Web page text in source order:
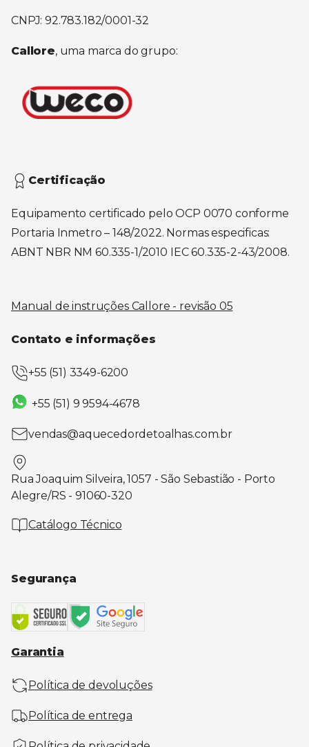
CNPJ: 92.783.182/0001-32
Callore, uma marca do grupo:
Certificação
Equipamento certificado pelo OCP 0070 conforme
Portaria Inmetro – 148/2022. Normas especificas:
ABNT NBR NM 60.335-1/2010 IEC 60.335-2-43/2008.
Manual de instruções Callore - revisão 05
Contato e informações
+55 (51) 3349-6200
+55 (51) 9 9594-4678
vendas@aquecedordetoalhas.com.br
Rua Joaquim Silveira, 1057 - São Sebastião - Porto
Alegre/RS - 91060-320
Catálogo Técnico
Segurança
Garantia
Política de devoluções
Política de entrega